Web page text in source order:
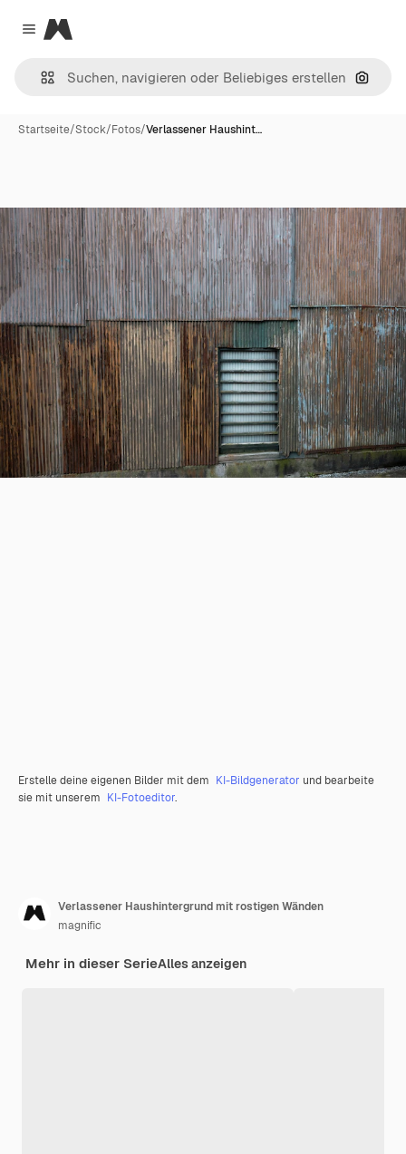
Close menu
Magnific
Nach
Startseite/Stock/Fotos/Verlassener Haushint…
Erstelle deine eigenen Bilder mit dem KI-Bildgenerator und bearbeite
sie mit unserem KI-Fotoeditor.
Verlassener Haushintergrund mit rostigen Wänden
magnific
Mehr in dieser SerieAlles anzeigen